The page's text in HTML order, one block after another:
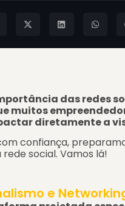
das redes
muitos
diretamente a
confiança,
social. Vamos lá!
e